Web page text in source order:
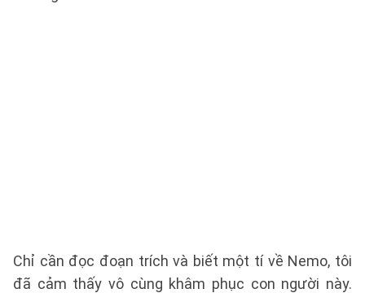
Chỉ cần đọc đoạn trích và biết một tí về Nemo, tôi
đã cảm thấy vô cùng khâm phục con người này.